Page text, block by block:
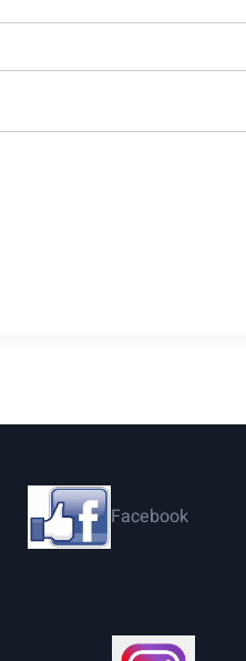
Facebook